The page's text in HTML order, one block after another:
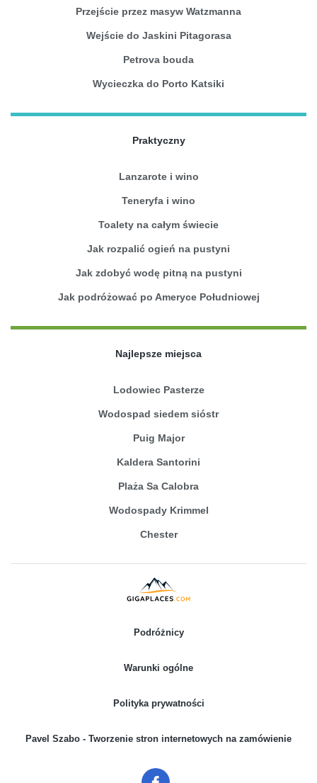
Przejście przez masyw Watzmanna
Wejście do Jaskini Pitagorasa
Petrova bouda
Wycieczka do Porto Katsiki
Praktyczny
Lanzarote i wino
Teneryfa i wino
Toalety na całym świecie
Jak rozpalić ogień na pustyni
Jak zdobyć wodę pitną na pustyni
Jak podróżować po Ameryce Południowej
Najlepsze miejsca
Lodowiec Pasterze
Wodospad siedem sióstr
Puig Major
Kaldera Santorini
Plaża Sa Calobra
Wodospady Krimmel
Chester
Podróżnicy
Warunki ogólne
Polityka prywatności
Pavel Szabo - Tworzenie stron internetowych na zamówienie